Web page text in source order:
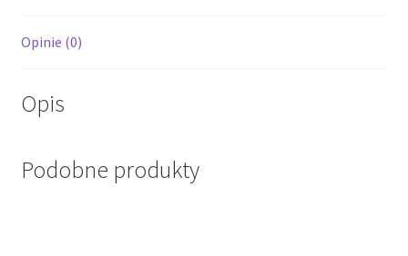
Opinie (0)
Opis
Podobne produkty